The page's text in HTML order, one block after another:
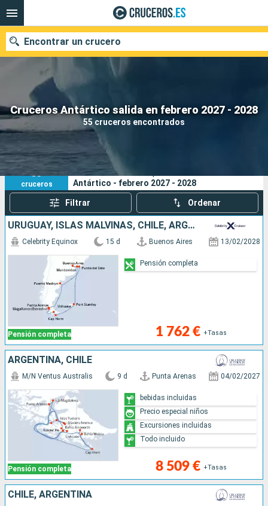
Cruceros Antártico salida en febrero 2027 - 2028
55 cruceros encontrados
Encontrar un crucero
Nuestros destinos
Fecha de salida
Puertos
Buscar
55
cruceros
Sus criterios de búsqueda:
Antártico - febrero 2027 - 2028
Filtrar Ordenar
URUGUAY, ISLAS MALVINAS, CHILE, ARGENTINA
Pensión completa
Celebrity Equinox 15 d Buenos Aires 13/02/2028
1 762 € +Tasas
Pensión completa
ARGENTINA, CHILE
Pensión completa
M/N Ventus Australis 9 d Punta Arenas 04/02/2027
8 509 € +Tasas
bebidas incluidas
Precio especial niños
Excursiones incluidas
Todo incluido
CHILE, ARGENTINA